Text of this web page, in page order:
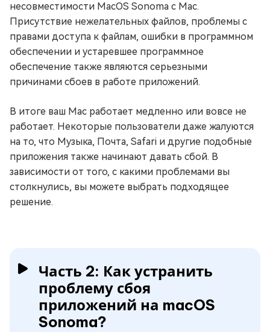
несовместимости MacOS Sonoma с Mac.
Присутствие нежелательных файлов, проблемы с
правами доступа к файлам, ошибки в программном
обеспечении и устаревшее программное
обеспечение также являются серьезными
причинами сбоев в работе приложений.
В итоге ваш Mac работает медленно или вовсе не
работает. Некоторые пользователи даже жалуются
на то, что Музыка, Почта, Safari и другие подобные
приложения также начинают давать сбой. В
зависимости от того, с какими проблемами вы
столкнулись, вы можете выбрать подходящее
решение.
Часть 2: Как устранить
проблему сбоя
приложений на macOS
Sonoma?